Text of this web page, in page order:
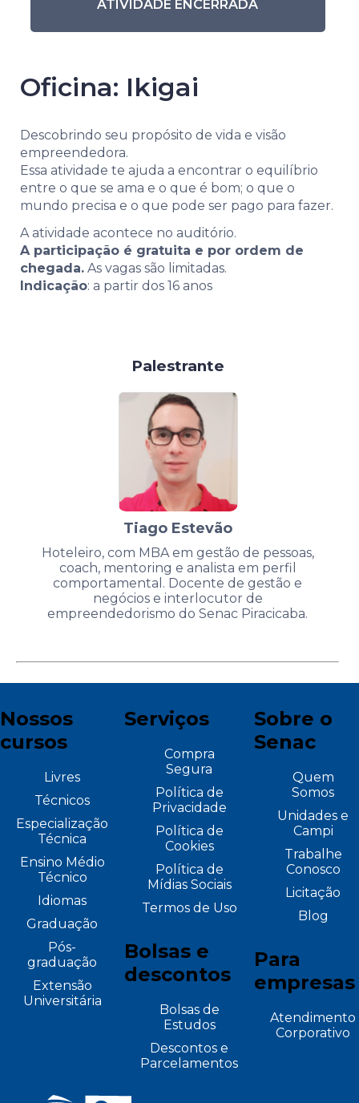
ATIVIDADE ENCERRADA
Oficina: Ikigai
Descobrindo seu propósito de vida e visão
empreendedora.
Essa atividade te ajuda a encontrar o equilíbrio
entre o que se ama e o que é bom; o que o
mundo precisa e o que pode ser pago para fazer.
A atividade acontece no auditório.
A participação é gratuita e por ordem de
chegada. As vagas são limitadas.
Indicação: a partir dos 16 anos
Palestrante
Tiago Estevão
Hoteleiro, com MBA em gestão de pessoas,
coach, mentoring e analista em perfil
comportamental. Docente de gestão e
negócios e interlocutor de
empreendedorismo do Senac Piracicaba.
Nossos
cursos
Livres
Técnicos
Especialização
Técnica
Ensino Médio
Técnico
Idiomas
Graduação
Pós-
graduação
Extensão
Universitária
Serviços
Compra
Segura
Política de
Privacidade
Política de
Cookies
Política de
Mídias Sociais
Termos de Uso
Bolsas e
descontos
Bolsas de
Estudos
Descontos e
Parcelamentos
Sobre o
Senac
Quem
Somos
Unidades e
Campi
Trabalhe
Conosco
Licitação
Blog
Para
empresas
Atendimento
Corporativo